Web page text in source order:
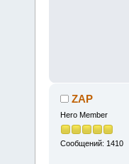
ZAP
Hero Member
Сообщений: 1410